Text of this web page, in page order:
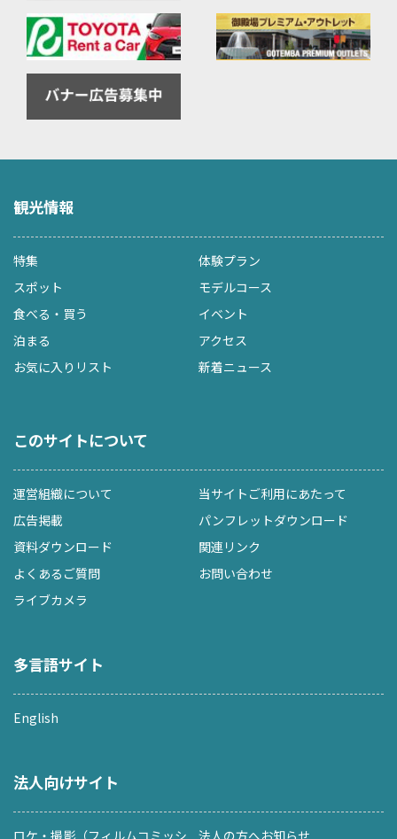
観光情報
特集
体験プラン
スポット
モデルコース
食べる・買う
イベント
泊まる
アクセス
お気に入りリスト
新着ニュース
このサイトについて
運営組織について
当サイトご利用にあたって
広告掲載
パンフレットダウンロード
資料ダウンロード
関連リンク
よくあるご質問
お問い合わせ
ライブカメラ
多言語サイト
English
法人向けサイト
ロケ・撮影（フィルムコミッシ 法人の方へお知らせ